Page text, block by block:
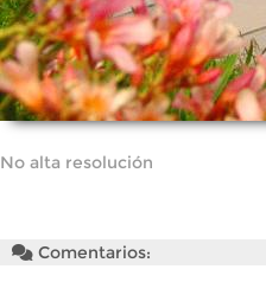
No alta resolución
Comentarios: